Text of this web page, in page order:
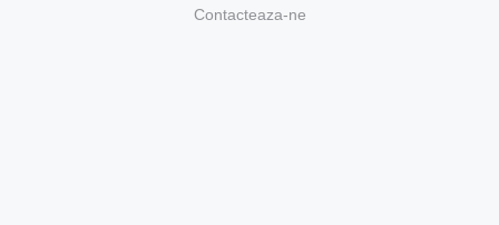
Contacteaza-ne